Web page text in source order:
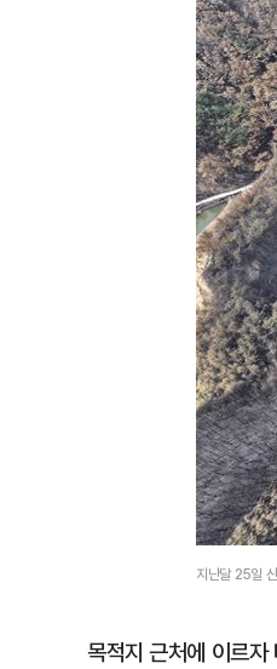
지난달 25일
목적지 근처에 이르